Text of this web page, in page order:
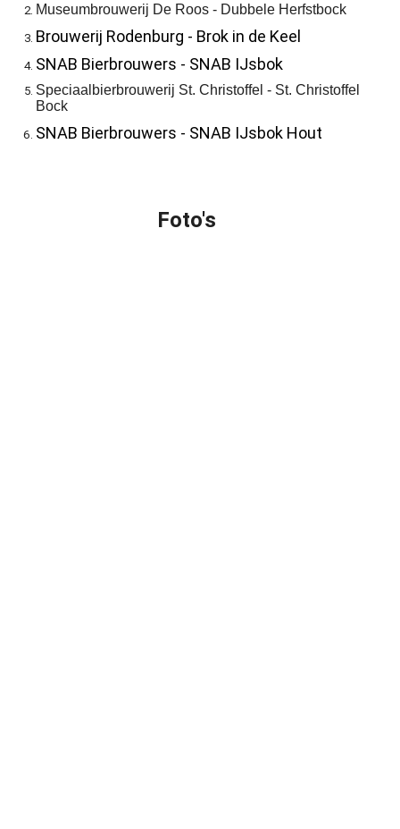
Museumbrouwerij De Roos - Dubbele Herfstbock
Brouwerij Rodenburg - Brok in de Keel
SNAB Bierbrouwers - SNAB IJsbok
Speciaalbierbrouwerij St. Christoffel - St. Christoffel
Bock
SNAB Bierbrouwers - SNAB IJsbok Hout
Foto's